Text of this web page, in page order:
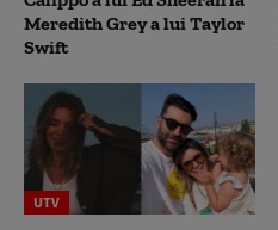
Meredith Grey a lui Taylor
Swift
UTV